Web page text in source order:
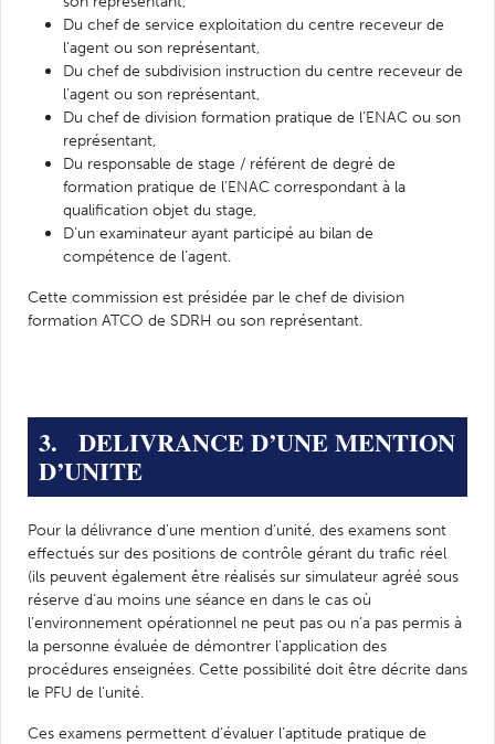
Du chef de service exploitation du centre receveur de
l’agent ou son représentant,
Du chef de subdivision instruction du centre receveur de
l’agent ou son représentant,
Du chef de division formation pratique de l’ENAC ou son
représentant,
Du responsable de stage / référent de degré de
formation pratique de l’ENAC correspondant à la
qualification objet du stage,
D’un examinateur ayant participé au bilan de
compétence de l’agent.
Cette commission est présidée par le chef de division
formation ATCO de SDRH ou son représentant.
3. DELIVRANCE D’UNE MENTION
D’UNITE
Pour la délivrance d’une mention d’unité, des examens sont
effectués sur des positions de contrôle gérant du trafic réel
(ils peuvent également être réalisés sur simulateur agréé sous
réserve d’au moins une séance en dans le cas où
l’environnement opérationnel ne peut pas ou n’a pas permis à
la personne évaluée de démontrer l’application des
procédures enseignées. Cette possibilité doit être décrite dans
le PFU de l’unité.
Ces examens permettent d’évaluer l’aptitude pratique de